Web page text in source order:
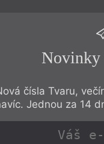
Novinky
čísla Tvaru,
Jednou za 14